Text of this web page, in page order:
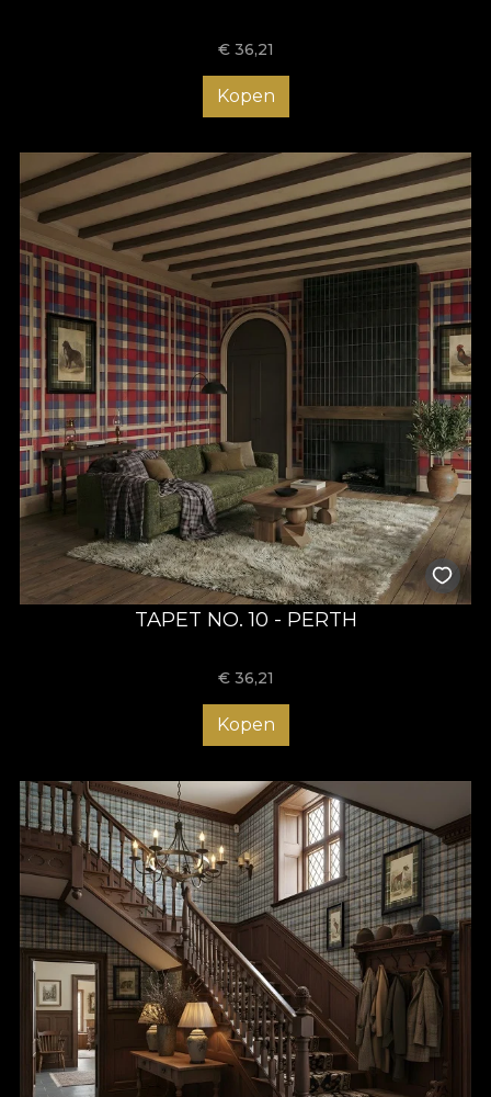
decorativ puternic, potrivit pentru interioare curajoase.
Carourile capătă profunzime prin suprapuneri cromatice subtile
și prin echilibrul dintre liniile verticale și orizontale, generând o
senzație de stabilitate, ritm și coerență vizuală.
Modern Scotch Societynu este doar o colecție de tapet cu
model scoțian, ci o experiență estetică. Este despre călătorie,
despre textil transpus în arhitectură, despre tradiție adusă în
contemporan. Numele fiecărui model –Pitlochry,Aberdeen,
St Andrews,Inveraray,BraemarsauIona– evocă peisaje
dramatice, castele impunătoare și orașe încărcate de istorie, iar
această poveste se reflectă în structura fiecărui design.
Realizată pe suport premium, cu imprimare de înaltă rezoluție,
colecția asigură claritate grafică și durabilitate în timp. Fiecare
model poate fi integrat atât ca perete accent, cât și în aplicații
ample, pentru a crea un efect imersiv, teatral sau minimalist, în
funcție de conceptul de design interior.
PrinModern Scotch Society,VLAdiLA propune un tapet
statement, dedicat celor care apreciază eleganța atemporală
și designul cu identitate puternică. Este o colecție care îmbină
tradiția scoțiană cu rafinamentul contemporan, transformând
caroul clasic într-un simbol modern al stilului sofisticat.
€ 36,21
Kopen
TAPET NO. 10 - PERTH
€ 36,21
Kopen